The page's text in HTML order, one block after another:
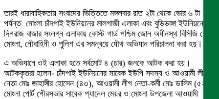
তারই ধারাবাহিকতায় সংবাদের ভিত্তিতে মঙ্গলবার রাত ২টা থেকে ভোর ৬ টা
পর্যন্ত মোংলা চাঁদপাই ইউনিয়নের মালগাজী এলাকা এবং বুড়িডাঙ্গা ইউনিয়নের
দিগরাজ বাজার সংলগ্ন এলাকায় কোস্ট গার্ড পশ্চিম জোন অধীনস্থ বিসিজি বেইস
মোংলা, নৌবাহিনী ও পুলিশ এর সমন্বয়ে যৌথ অভিযান পরিচালনা করা হয়।
এ অভিযানে ওই এলাকা হতে সর্বমোট ৪ (চার) জনকে আটক করা হয়।
আটককৃতরা হলেন- চাঁদপাই ইউনিয়নের সাবেক ইউপি সদস্য ও আওয়ামী লীগ
নেতা মোঃ জাহাঙ্গীর হোসেন (৪৩), আওয়ামী লীগ নেতা-কর্মী মোঃ ডালিম (৫২),
মোংলা পোর্ট পৌরসভার সাবেক প্যানেল মেয়র ও মোংলা উপজেলা আওয়ামী